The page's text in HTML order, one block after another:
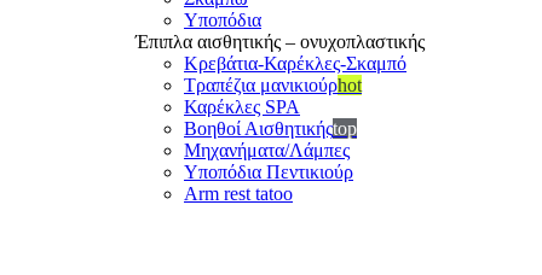
Υποπόδια
Έπιπλα αισθητικής – ονυχοπλαστικής
Κρεβάτια-Καρέκλες-Σκαμπό
Τραπέζια μανικιούρhot
Καρέκλες SPA
Βοηθοί Αισθητικήςtop
Μηχανήματα/Λάμπες
Υποπόδια Πεντικιούρ
Arm rest tatoo